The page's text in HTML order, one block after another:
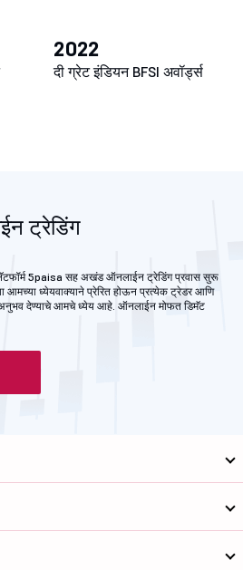
2022
दी ग्रेट इंडियन BFSI अवॉर्ड्स
ट्रेडिंग
5paisa सह अखंड ऑनलाईन ट्रेडिंग प्रवास सुरू
आमच्या ध्‍येयवाक्याने प्रेरित होऊन प्रत्येक ट्रेडर आणि
अनुभव देण्याचे आमचे ध्येय आहे. ऑनलाईन मोफत डिमॅट